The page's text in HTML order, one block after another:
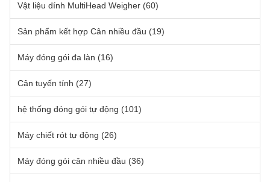
Vật liệu dính MultiHead Weigher (60)
Sản phẩm kết hợp Cân nhiều đầu (19)
Máy đóng gói đa làn (16)
Cân tuyến tính (27)
hệ thống đóng gói tự động (101)
Máy chiết rót tự động (26)
Máy đóng gói cân nhiều đầu (36)